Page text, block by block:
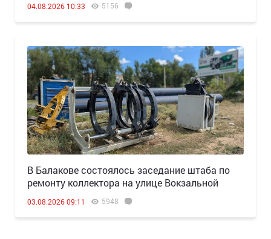
04.08.2026 10:33 5156
В Балакове состоялось заседание штаба по
ремонту коллектора на улице Вокзальной
03.08.2026 09:11 5948